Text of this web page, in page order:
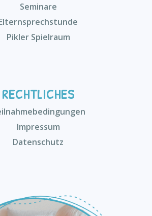
Seminare
Pikler Spielraum
RECHTLICHES
Impressum
Datenschutz